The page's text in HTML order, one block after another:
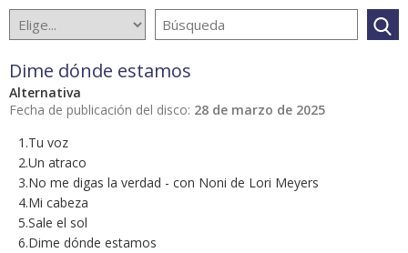
Dime dónde estamos
Alternativa
Fecha de publicación del disco: 28 de marzo de 2025
1.Tu voz
2.Un atraco
3.No me digas la verdad - con Noni de Lori Meyers
4.Mi cabeza
5.Sale el sol
6.Dime dónde estamos